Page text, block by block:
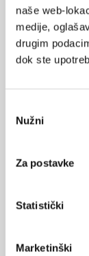
naše web-
medije,
drugim
dok ste
pristanka
Nužni
Za postavke
Statistički
Marketinški
Potpora
određenim
nakon
učinkovite,
Gradonačelnik
takvog
od 7 do 22